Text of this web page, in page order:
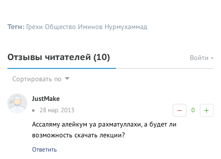
Теги: Грехи Общество Иминов Нурмухаммад
Отзывы читателей (10) Войти
Сортировать по
JustMake
28 мар. 2013 0
Ассаляму алейкум уа рахматуллахи, а будет ли
возможность скачать лекции?
Ответить